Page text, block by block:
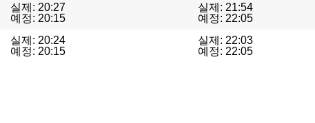
실제: 20:27
예정: 20:15
실제: 21:54
예정: 22:05
실제: 20:24
예정: 20:15
실제: 22:03
예정: 22:05